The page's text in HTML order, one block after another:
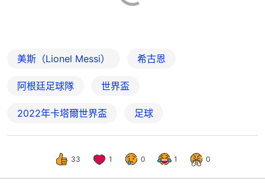
美斯（Lionel Messi） 希古恩
阿根廷足球隊 世界盃
2022年卡塔爾世界盃 足球
33 1 0 1 0